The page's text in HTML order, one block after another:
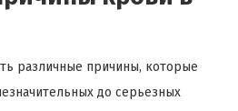
различные причины, которые
до серьезных